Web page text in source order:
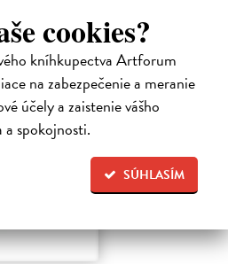
cookies?
kníhkupectva Artforum
na zabezpečenie a meranie
účely a zaistenie vášho
spokojnosti.
SÚHLASÍM